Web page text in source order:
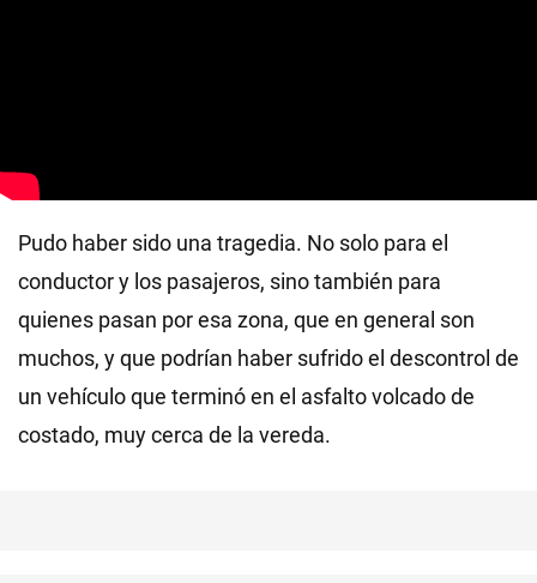
Pudo haber sido una tragedia. No solo para el
conductor y los pasajeros, sino también para
quienes pasan por esa zona, que en general son
muchos, y que podrían haber sufrido el descontrol de
un vehículo que terminó en el asfalto volcado de
costado, muy cerca de la vereda.